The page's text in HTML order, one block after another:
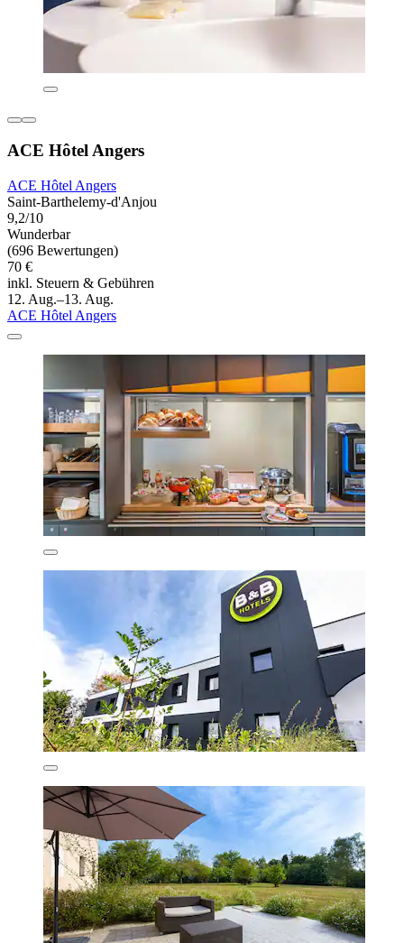
ACE Hôtel Angers
ACE Hôtel Angers
Saint-Barthelemy-d'Anjou
9,2/10
Wunderbar
(696 Bewertungen)
70 €
inkl. Steuern & Gebühren
12. Aug.–13. Aug.
ACE Hôtel Angers